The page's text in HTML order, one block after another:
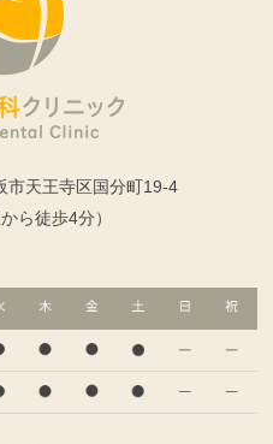
市天王寺区国分町19-4
ら徒歩4分）